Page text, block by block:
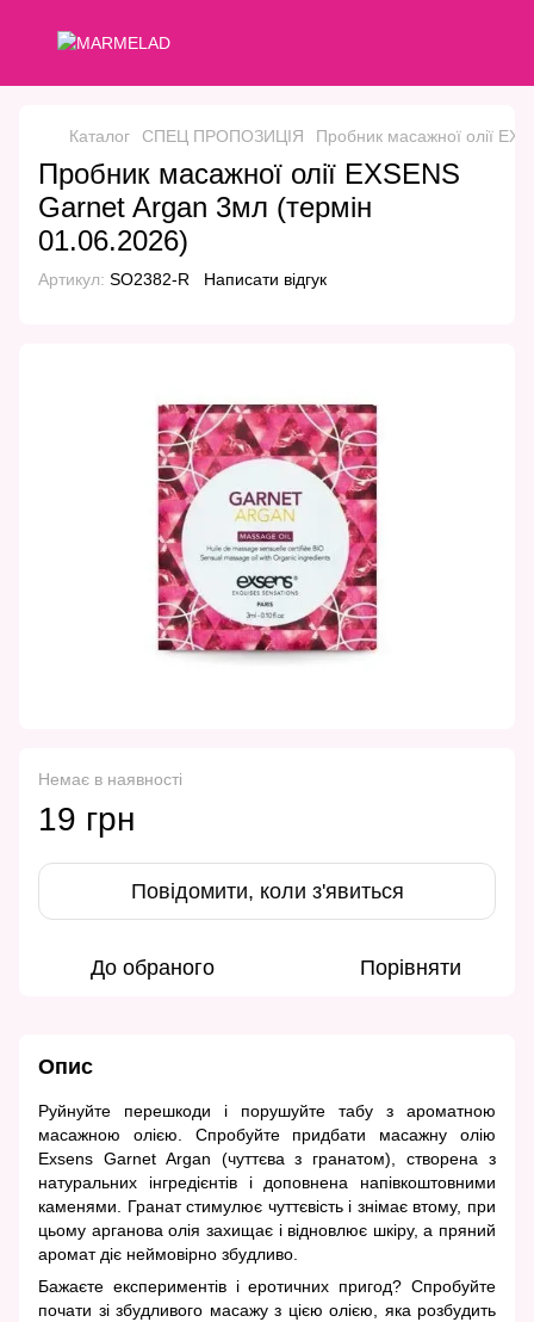
Каталог СПЕЦ ПРОПОЗИЦІЯ Пробник масажної олії
Пробник масажної олії EXSENS
Garnet Argan 3мл (термін
01.06.2026)
Артикул: SO2382-R Написати відгук
Немає в наявності
19 грн
Повідомити, коли з'явиться
До обраного Порівняти
Опис
Руйнуйте перешкоди і порушуйте табу з ароматною
масажною олією. Спробуйте придбати масажну олію
Exsens Garnet Argan (чуттєва з гранатом), створена з
натуральних інгредієнтів і доповнена напівкоштовними
каменями. Гранат стимулює чуттєвість і знімає втому, при
цьому арганова олія захищає і відновлює шкіру, а пряний
аромат діє неймовірно збудливо.
Бажаєте експериментів і еротичних пригод? Спробуйте
почати зі збудливого масажу з цією олією, яка розбудить